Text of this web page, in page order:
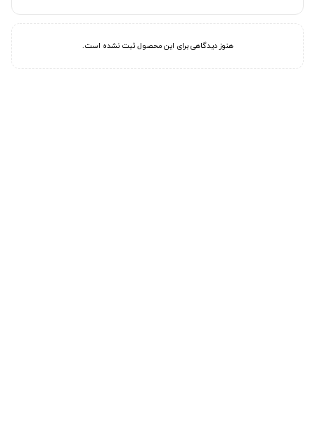
هنوز دیدگاهی برای این محصول ثبت نشده است.